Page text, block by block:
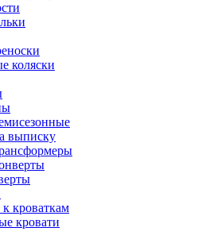
коляски
выписку
кроваткам
кровати